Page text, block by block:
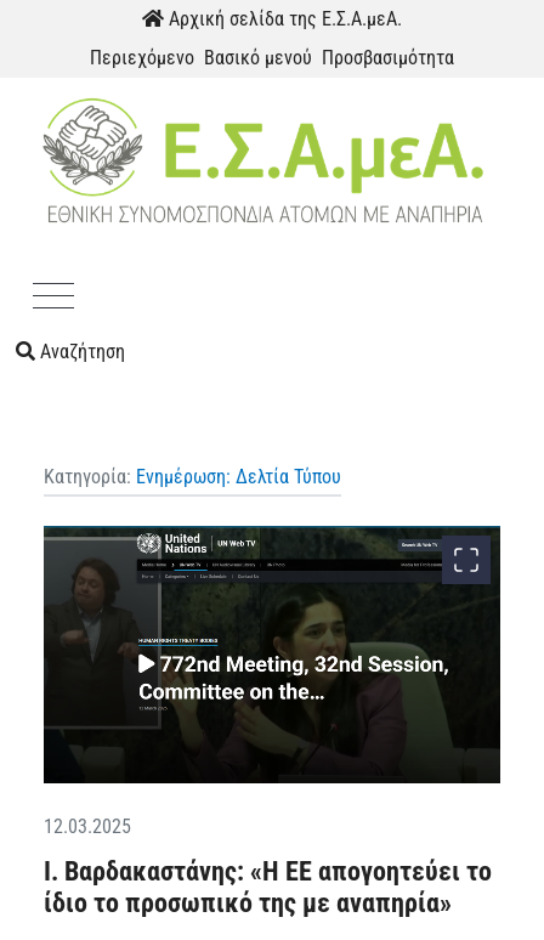
Παράκαμψη προς το περιεχόμενοΑρχική σελίδα της Ε.Σ.Α.μεΑ.
Περιεχόμενο Βασικό μενού Προσβασιμότητα
Αναζήτηση
Κατηγορία: Ενημέρωση: Δελτία Τύπου
12.03.2025
Ι. Βαρδακαστάνης: «Η ΕΕ απογοητεύει το
ίδιο το προσωπικό της με αναπηρία»